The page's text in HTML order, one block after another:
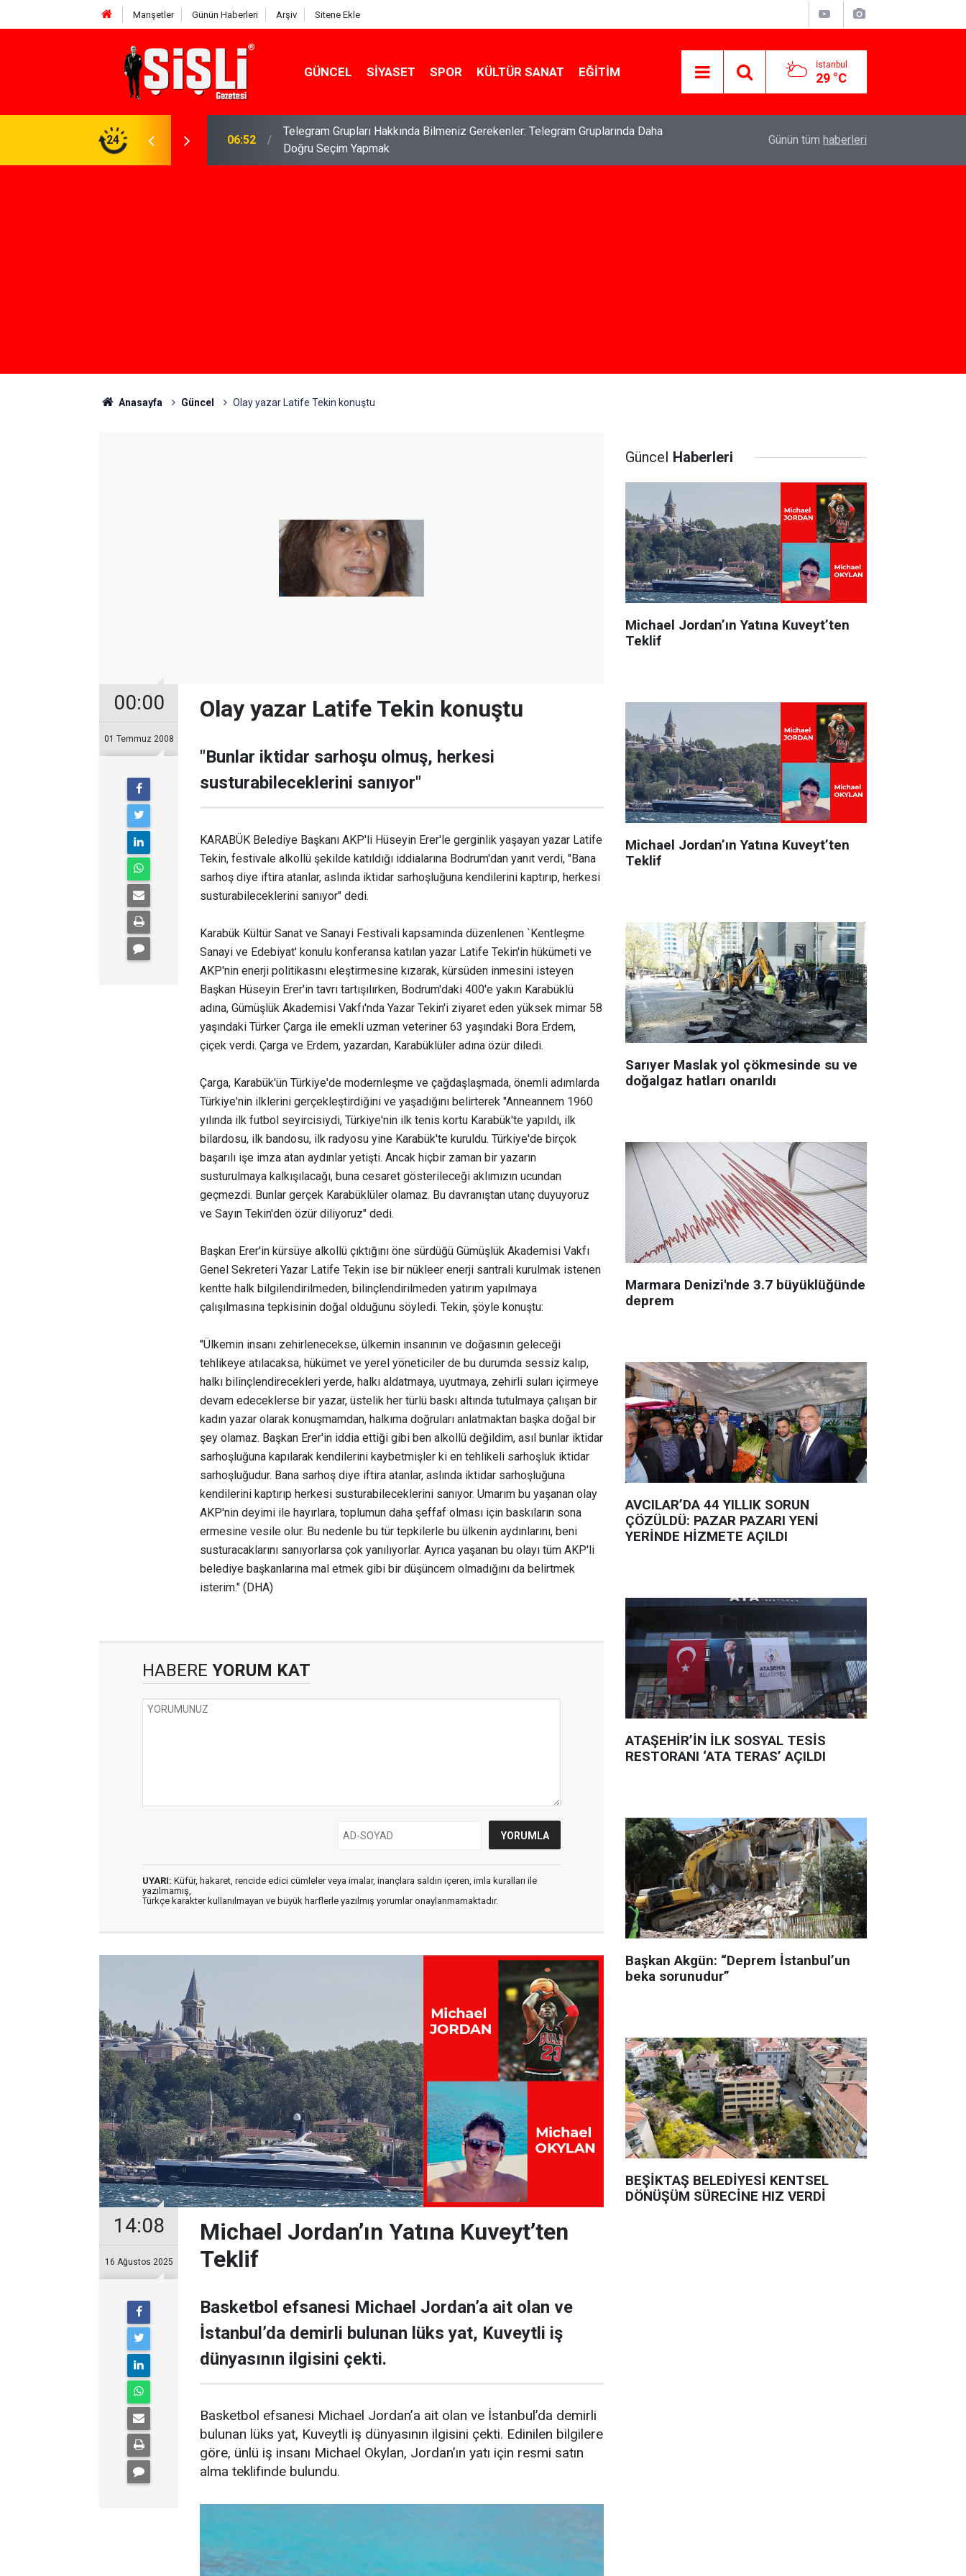
Manşetler Günün Haberleri Arşiv Sitene Ekle
GÜNCEL SIYASET SPOR KÜLTÜR SANAT EĞITIM İstanbul
29 °C
24
Gerekenler: Telegram Gruplarında Daha
04:43 İş Davaları: Haklarınızı Bilmek ve Koruma Altına Almak Özlem Drahyalı Kimdir, Nereli ve Kaç
Günün tüm haberleri
Anasayfa Güncel Olay yazar Latife Tekin konuştu
00:00
01 Temmuz 2008
Olay yazar Latife Tekin konuştu
"Bunlar iktidar sarhoşu olmuş, herkesi
susturabileceklerini sanıyor"
KARABÜK Belediye Başkanı AKP'li Hüseyin Erer'le gerginlik yaşayan yazar Latife
Tekin, festivale alkollü şekilde katıldığı iddialarına Bodrum'dan yanıt verdi, "Bana
sarhoş diye iftira atanlar, aslında iktidar sarhoşluğuna kendilerini kaptırıp, herkesi
susturabileceklerini sanıyor" dedi.
Karabük Kültür Sanat ve Sanayi Festivali kapsamında düzenlenen `Kentleşme
Sanayi ve Edebiyat' konulu konferansa katılan yazar Latife Tekin'in hükümeti ve
AKP'nin enerji politikasını eleştirmesine kızarak, kürsüden inmesini isteyen
Başkan Hüseyin Erer'in tavrı tartışılırken, Bodrum'daki 400'e yakın Karabüklü
adına, Gümüşlük Akademisi Vakfı'nda Yazar Tekin'i ziyaret eden yüksek mimar 58
yaşındaki Türker Çarga ile emekli uzman veteriner 63 yaşındaki Bora Erdem,
çiçek verdi. Çarga ve Erdem, yazardan, Karabüklüler adına özür diledi.
Çarga, Karabük'ün Türkiye'de modernleşme ve çağdaşlaşmada, önemli adımlarda
Türkiye'nin ilklerini gerçekleştirdiğini ve yaşadığını belirterek "Anneannem 1960
yılında ilk futbol seyircisiydi, Türkiye'nin ilk tenis kortu Karabük'te yapıldı, ilk
bilardosu, ilk bandosu, ilk radyosu yine Karabük'te kuruldu. Türkiye'de birçok
başarılı işe imza atan aydınlar yetişti. Ancak hiçbir zaman bir yazarın
susturulmaya kalkışılacağı, buna cesaret gösterileceği aklımızın ucundan
geçmezdi. Bunlar gerçek Karabüklüler olamaz. Bu davranıştan utanç duyuyoruz
ve Sayın Tekin'den özür diliyoruz" dedi.
Başkan Erer'in kürsüye alkollü çıktığını öne sürdüğü Gümüşlük Akademisi Vakfı
Genel Sekreteri Yazar Latife Tekin ise bir nükleer enerji santrali kurulmak istenen
kentte halk bilgilendirilmeden, bilinçlendirilmeden yatırım yapılmaya
çalışılmasına tepkisinin doğal olduğunu söyledi. Tekin, şöyle konuştu:
"Ülkemin insanı zehirlenecekse, ülkemin insanının ve doğasının geleceği
tehlikeye atılacaksa, hükümet ve yerel yöneticiler de bu durumda sessiz kalıp,
halkı bilinçlendirecekleri yerde, halkı aldatmaya, uyutmaya, zehirli suları içirmeye
devam edeceklerse bir yazar, üstelik her türlü baskı altında tutulmaya çalışan bir
kadın yazar olarak konuşmamdan, halkıma doğruları anlatmaktan başka doğal bir
şey olamaz. Başkan Erer'in iddia ettiği gibi ben alkollü değildim, asıl bunlar iktidar
sarhoşluğuna kapılarak kendilerini kaybetmişler ki en tehlikeli sarhoşluk iktidar
sarhoşluğudur. Bana sarhoş diye iftira atanlar, aslında iktidar sarhoşluğuna
kendilerini kaptırıp herkesi susturabileceklerini sanıyor. Umarım bu yaşanan olay
AKP'nin deyimi ile hayırlara, toplumun daha şeffaf olması için baskıların sona
ermesine vesile olur. Bu nedenle bu tür tepkilerle bu ülkenin aydınlarını, beni
susturacaklarını sanıyorlarsa çok yanılıyorlar. Ayrıca yaşanan bu olayı tüm AKP'li
belediye başkanlarına mal etmek gibi bir düşüncem olmadığını da belirtmek
isterim." (DHA)
HABERE YORUM KAT
UYARI: Küfür, hakaret, rencide edici cümleler veya imalar, inançlara saldırı içeren, imla kuralları ile
yazılmamış,
Türkçe karakter kullanılmayan ve büyük harflerle yazılmış yorumlar onaylanmamaktadır.
14:08
16 Ağustos 2025
Michael Jordan’ın Yatına Kuveyt’ten
Teklif
Basketbol efsanesi Michael Jordan’a ait olan ve
İstanbul’da demirli bulunan lüks yat, Kuveytli iş
dünyasının ilgisini çekti.
Basketbol efsanesi Michael Jordan’a ait olan ve İstanbul’da demirli
bulunan lüks yat, Kuveytli iş dünyasının ilgisini çekti. Edinilen bilgilere
göre, ünlü iş insanı Michael Okylan, Jordan’ın yatı için resmi satın
alma teklifinde bulundu.
Güncel Haberleri
Michael Jordan’ın Yatına Kuveyt’ten
Teklif
Michael Jordan’ın Yatına Kuveyt’ten
Teklif
Sarıyer Maslak yol çökmesinde su ve
doğalgaz hatları onarıldı
Marmara Denizi'nde 3.7 büyüklüğünde
deprem
AVCILAR’DA 44 YILLIK SORUN
ÇÖZÜLDÜ: PAZAR PAZARI YENİ
YERİNDE HİZMETE AÇILDI
ATAŞEHİR’İN İLK SOSYAL TESİS
RESTORANI ‘ATA TERAS’ AÇILDI
Başkan Akgün: “Deprem İstanbul’un
beka sorunudur”
BEŞİKTAŞ BELEDİYESİ KENTSEL
DÖNÜŞÜM SÜRECİNE HIZ VERDİ